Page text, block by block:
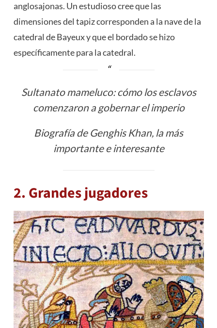
anglosajonas. Un estudioso cree que las
dimensiones del tapiz corresponden a la nave de la
catedral de Bayeux y que el bordado se hizo
específicamente para la catedral.
Sultanato mameluco: cómo los esclavos
comenzaron a gobernar el imperio
Biografía de Genghis Khan, la más
importante e interesante
2. Grandes jugadores